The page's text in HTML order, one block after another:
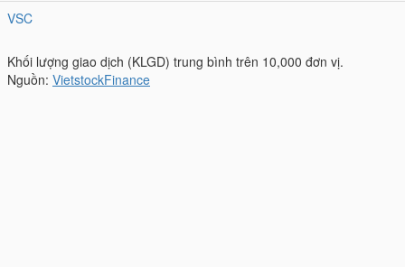
VSC
Khối lượng giao dịch (KLGD) trung bình trên 10,000 đơn vị.
Nguồn: VietstockFinance